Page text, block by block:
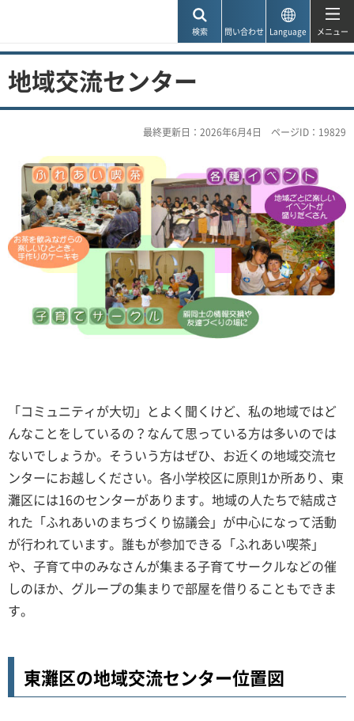
検索 問い合わせ Language メニュー
地域交流センター
最終更新日：2026年6月4日 ページID：19829
「コミュニティが大切」とよく聞くけど、私の地域ではど
んなことをしているの？なんて思っている方は多いのでは
ないでしょうか。そういう方はぜひ、お近くの地域交流セ
ンターにお越しください。各小学校区に原則1か所あり、東
灘区には16のセンターがあります。地域の人たちで結成さ
れた「ふれあいのまちづくり協議会」が中心になって活動
が行われています。誰もが参加できる「ふれあい喫茶」
や、子育て中のみなさんが集まる子育てサークルなどの催
しのほか、グループの集まりで部屋を借りることもできま
す。
東灘区の地域交流センター位置図